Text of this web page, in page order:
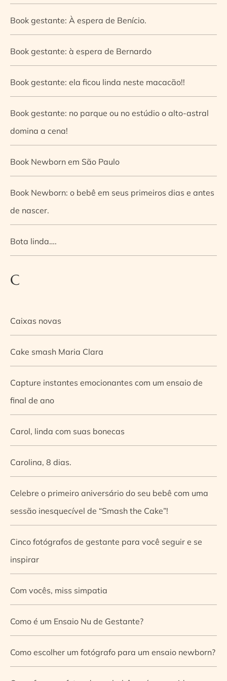
Book gestante: À espera de Benício.
Book gestante: à espera de Bernardo
Book gestante: ela ficou linda neste macacão!!
Book gestante: no parque ou no estúdio o alto-astral
domina a cena!
Book Newborn em São Paulo
Book Newborn: o bebê em seus primeiros dias e antes
de nascer.
Bota linda….
C
Caixas novas
Cake smash Maria Clara
Capture instantes emocionantes com um ensaio de
final de ano
Carol, linda com suas bonecas
Carolina, 8 dias.
Celebre o primeiro aniversário do seu bebê com uma
sessão inesquecível de “Smash the Cake”!
Cinco fotógrafos de gestante para você seguir e se
inspirar
Com vocês, miss simpatia
Como é um Ensaio Nu de Gestante?
Como escolher um fotógrafo para um ensaio newborn?